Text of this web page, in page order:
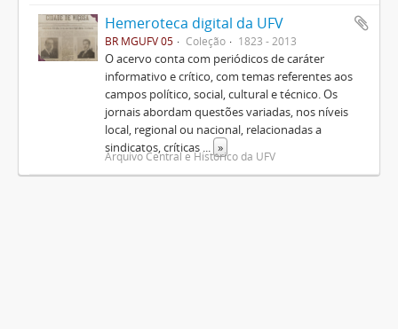
Hemeroteca digital da UFV
BR MGUFV 05 Coleção 1823 - 2013
O acervo conta com periódicos de caráter
informativo e crítico, com temas referentes aos
campos político, social, cultural e técnico. Os
jornais abordam questões variadas, nos níveis
local, regional ou nacional, relacionadas a
sindicatos, críticas
»
Arquivo Central e Histórico da UFV